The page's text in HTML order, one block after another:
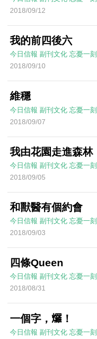
2018/09/12
我的前四後六
今日信報 副刊文化 忘憂一刻
2018/09/10
維穩
今日信報 副刊文化 忘憂一刻
2018/09/07
我由花園走進森林
今日信報 副刊文化 忘憂一刻
2018/09/05
和獸醫有個約會
今日信報 副刊文化 忘憂一刻
2018/09/03
四條Queen
今日信報 副刊文化 忘憂一刻
2018/08/31
一個字，𤓓！
今日信報 副刊文化 忘憂一刻